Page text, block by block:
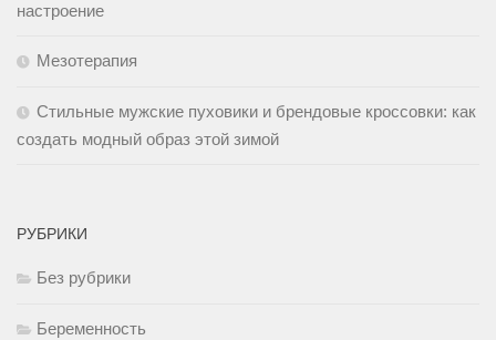
настроение
Мезотерапия
Стильные мужские пуховики и брендовые кроссовки: как
создать модный образ этой зимой
РУБРИКИ
Без рубрики
Беременность